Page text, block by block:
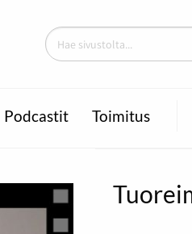
Podcastit Toimitus